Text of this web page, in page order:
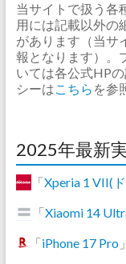
当サイトで扱う各
用には記載以外の
があります（当サ
報となります）。
いては各公式HP
シーはこちら を参
2025年最新
「Xperia 1 VII(
「Xiaomi 14
「iPhone 17 Pro」